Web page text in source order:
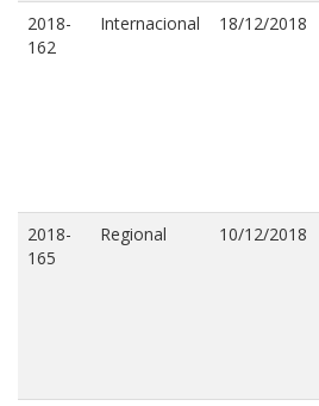
2018-
162
Internacional 18/12/2018
2018-
165
Regional 10/12/2018